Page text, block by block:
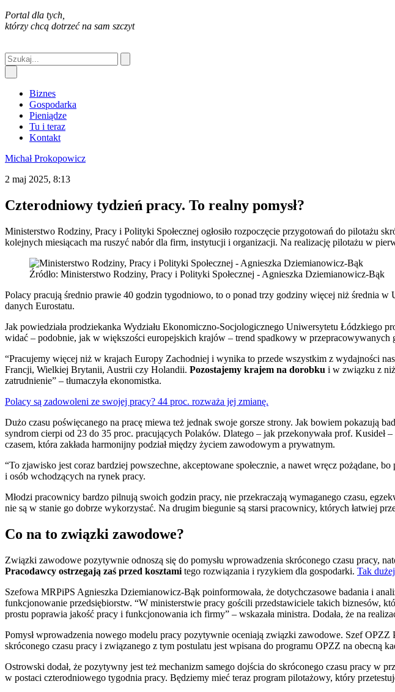
Portal dla tych,
którzy chcą dotrzeć na sam szczyt
Biznes
Gospodarka
Pieniądze
Tu i teraz
Kontakt
Michał Prokopowicz
2 maj 2025, 8:13
Czterodniowy tydzień pracy. To realny pomysł?
Ministerstwo Rodziny, Pracy i Polityki Społecznej ogłosiło rozpoczęcie przygotowań do pilotażu
kolejnych miesiącach ma ruszyć nabór dla firm, instytucji i organizacji. Na realizację pilotażu w
Źródło: Ministerstwo Rodziny, Pracy i Polityki Społecznej - Agnieszka Dziemianowicz-Bąk
Polacy pracują średnio prawie 40 godzin tygodniowo, to o ponad trzy godziny więcej niż średnia
danych Eurostatu.
Jak powiedziała prodziekanka Wydziału Ekonomiczno-Socjologicznego Uniwersytetu Łódzkiego
widać – podobnie, jak w większości europejskich krajów – trend spadkowy w przepracowywanych
“Pracujemy więcej niż w krajach Europy Zachodniej i wynika to przede wszystkim z wydajności
Francji, Wielkiej Brytanii, Austrii czy Holandii. Pozostajemy krajem na dorobku i w związku z
zatrudnienie” – tłumaczyła ekonomistka.
Polacy są zadowoleni ze swojej pracy? 44 proc. rozważa jej zmianę.
Dużo czasu poświęcanego na pracę miewa też jednak swoje gorsze strony. Jak bowiem pokazują
syndrom cierpi od 23 do 35 proc. pracujących Polaków. Dlatego – jak przekonywała prof. Kusideł –
czasem, która zakłada harmonijny podział między życiem zawodowym a prywatnym.
“To zjawisko jest coraz bardziej powszechne, akceptowane społecznie, a nawet wręcz pożądane,
i osób wchodzących na rynek pracy.
Młodzi pracownicy bardzo pilnują swoich godzin pracy, nie przekraczają wymaganego czasu,
nie są w stanie go dobrze wykorzystać. Na drugim biegunie są starsi pracownicy, których łatwiej
Co na to związki zawodowe?
Związki zawodowe pozytywnie odnoszą się do pomysłu wprowadzenia skróconego czasu pracy,
Pracodawcy ostrzegają zaś przed kosztami tego rozwiązania i ryzykiem dla gospodarki. Tak
Szefowa MRPiPS Agnieszka Dziemianowicz-Bąk poinformowała, że dotychczasowe badania i
funkcjonowanie przedsiębiorstw. “W ministerstwie pracy gościli przedstawiciele takich biznesów,
prostu poprawia jakość pracy i funkcjonowania ich firmy” – wskazała ministra. Dodała, że na
Pomysł wprowadzenia nowego modelu pracy pozytywnie oceniają związki zawodowe. Szef
skróconego czasu pracy i związanego z tym postulatu jest wpisana do programu OPZZ na obecną
Ostrowski dodał, że pozytywny jest też mechanizm samego dojścia do skróconego czasu pracy w
w postaci czterodniowego tygodnia pracy. Będziemy mieć teraz program pilotażowy, który